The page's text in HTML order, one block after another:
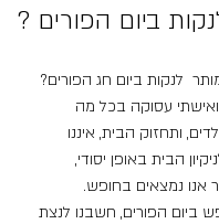
ביום הפורים ?
לנקות ביום חג הפורים?
עסוקה בכל מה
ותחזוק הבית, איננו
הבית באופן יסודי,
אנו נמצאים בחופש.
ביום הפורים, חשבנו לנצת